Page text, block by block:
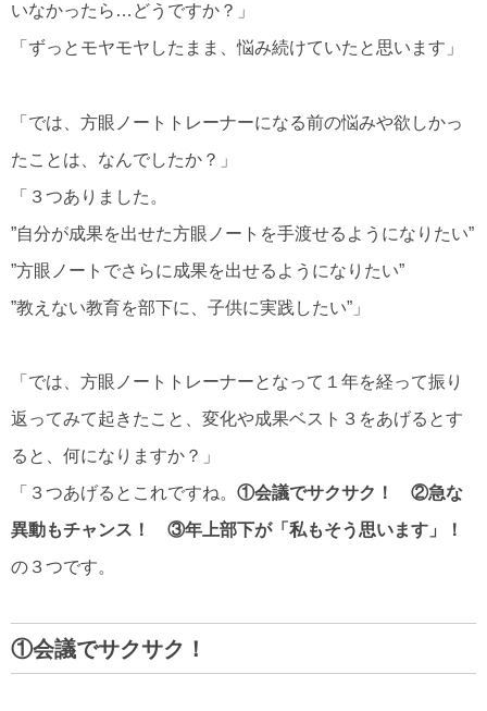
いなかったら…どうですか？」
「ずっとモヤモヤしたまま、悩み続けていたと思います」
「では、方眼ノートトレーナーになる前の悩みや欲しかっ
たことは、なんでしたか？」
「３つありました。
”自分が成果を出せた方眼ノートを手渡せるようになりたい”
”方眼ノートでさらに成果を出せるようになりたい”
”教えない教育を部下に、子供に実践したい”」
「では、方眼ノートトレーナーとなって１年を経って振り
返ってみて起きたこと、変化や成果ベスト３をあげるとす
ると、何になりますか？」
「３つあげるとこれですね。 ①会議でサクサク！ ②急な
異動もチャンス！ ③年上部下が「私もそう思います」！
の３つです。
①会議でサクサク！